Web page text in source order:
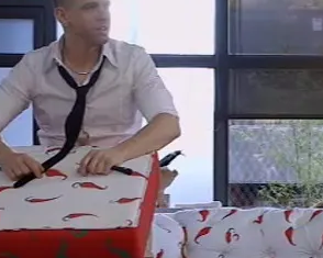
todos' es la obra benéfica a la
con el Chester sobre el
con Chester Temporada 2